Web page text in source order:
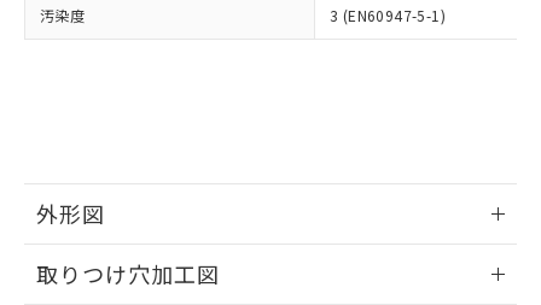
汚染度 3 (EN60947-5-1)
外形図
取りつけ穴加工図
お客様が当ウェブサイト上で当社にご
指します。
※3 非含有証明書ダウンロード
51物質の非含有証明書（当社基準）
※本証明書は発行日時点で非含有を証明す
るもので、過去に遡って非含有を証明する
ものではありません。
また、RoHS指令のフタル酸エステル類４